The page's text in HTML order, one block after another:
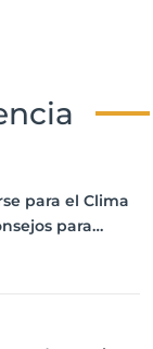
para el Clima
para